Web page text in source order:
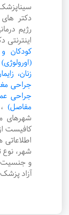
دکتر
رژیم
کودکان و
(اورولوژی)
زنان،
جراحی
جراحی
مفاصل) ،
شهرهای
کافیست
شهر،
و جنسیت
آزاد